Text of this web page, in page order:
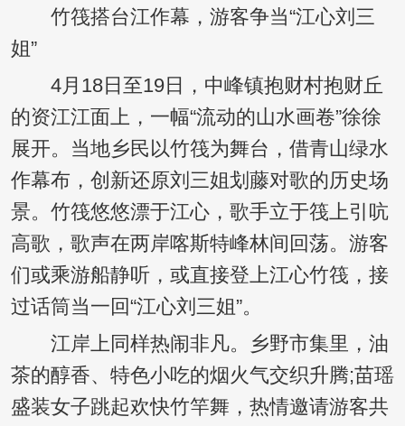
竹筏搭台江作幕，游客争当“江心刘三
姐”
4月18日至19日，中峰镇抱财村抱财丘
的资江江面上，一幅“流动的山水画卷”徐徐
展开。当地乡民以竹筏为舞台，借青山绿水
作幕布，创新还原刘三姐划藤对歌的历史场
景。竹筏悠悠漂于江心，歌手立于筏上引吭
高歌，歌声在两岸喀斯特峰林间回荡。游客
们或乘游船静听，或直接登上江心竹筏，接
过话筒当一回“江心刘三姐”。
江岸上同样热闹非凡。乡野市集里，油
茶的醇香、特色小吃的烟火气交织升腾;苗瑶
盛装女子跳起欢快竹竿舞，热情邀请游客共